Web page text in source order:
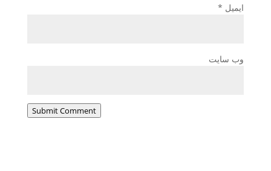
ایمیل *
وب‌ سایت
Submit Comment